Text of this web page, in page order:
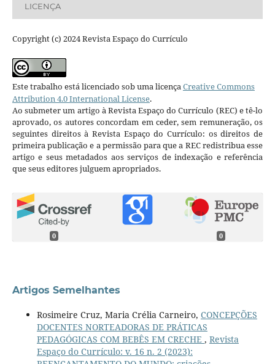
LICENÇA
Copyright (c) 2024 Revista Espaço do Currículo
Este trabalho está licenciado sob uma licençaCreative Commons
Attribution 4.0 International License.
Ao submeter um artigo à Revista Espaço do Currículo (REC) e tê-lo
aprovado, os autores concordam em ceder, sem remuneração, os
seguintes direitos à Revista Espaço do Currículo: os direitos de
primeira publicação e a permissão para que a REC redistribua esse
artigo e seus metadados aos serviços de indexação e referência
que seus editores julguem apropriados.
0 0
Artigos Semelhantes
Rosimeire Cruz, Maria Crélia Carneiro, CONCEPÇÕES
DOCENTES NORTEADORAS DE PRÁTICAS
PEDAGÓGICAS COM BEBÊS EM CRECHE , Revista
Espaço do Currículo: v. 16 n. 2 (2023):